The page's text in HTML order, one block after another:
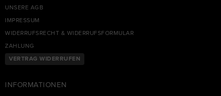
UNSERE AGB
IMPRESSUM
WIDERRUFSRECHT & WIDERRUFSFORMULAR
ZAHLUNG
VERTRAG WIDERRUFEN
INFORMATIONEN